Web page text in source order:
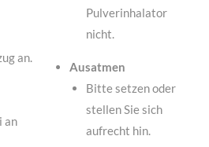
an.
an
Pulverinhalator
nicht.
Ausatmen
Bitte setzen oder
stellen Sie sich
aufrecht hin.